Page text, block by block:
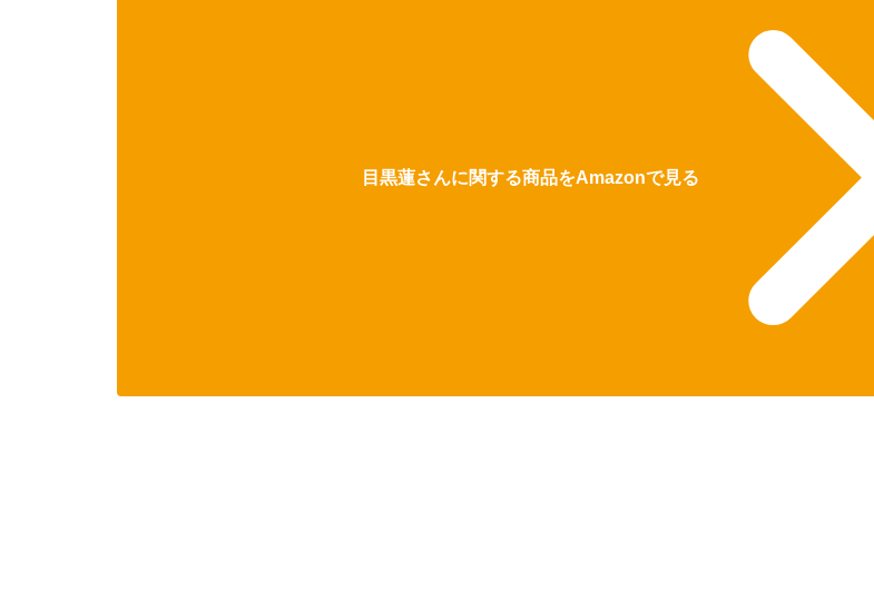
目黒蓮さんに関する商品をAmazonで見る